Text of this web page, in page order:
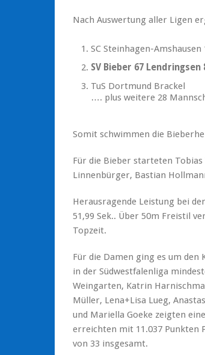
Nach Auswertung aller Ligen
SC Steinhagen-Amshausen
SV Bieber 67 Lendringsen
TuS Dortmund
…. plus weitere 28
Somit schwimmen die
Für die Bieber starteten
Linnenbürger, Bastian
Herausragende Leistung bei
51,99 Sek.. Über 50m Freistil
Topzeit.
Für die Damen ging es um den
in der Südwestfalenliga
Weingarten, Katrin
Müller, Lena+Lisa Lueg,
und Mariella Goeke zeigten
erreichten mit 11.037 Punkten
von 33 insgesamt.